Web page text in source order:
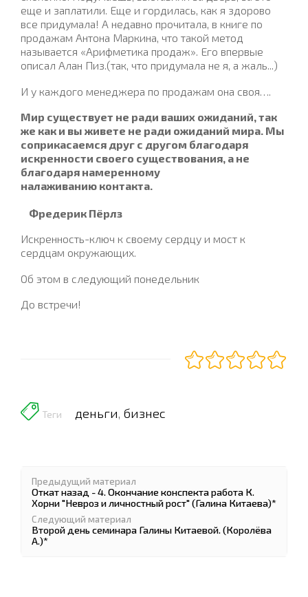
еще и заплатили. Еще и гордилась, как я здорово
все придумала! А недавно прочитала, в книге по
продажам Антона Маркина, что такой метод
называется «Арифметика продаж». Его впервые
описал Алан Пиз.(так, что придумала не я, а жаль...)
И у каждого менеджера по продажам она своя….
Мир существует не ради ваших ожиданий, так
же как и вы живете не ради ожиданий мира. Мы
соприкасаемся друг с другом благодаря
искренности своего существования, а не
благодаря намеренному
налаживанию контакта.
Фредерик Пёрлз
Искренность-ключ к своему сердцу и мост к
сердцам окружающих.
Об этом в следующий понедельник
До встречи!
Теги деньги бизнес
Предыдущий материал
Откат назад - 4. Окончание конспекта работа К.
Хорни "Невроз и личностный рост" (Галина Китаева)*
Следующий материал
Второй день семинара Галины Китаевой. (Королёва
А.)*